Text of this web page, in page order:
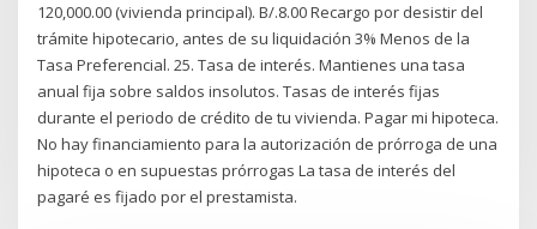
120,000.00 (vivienda principal). B/.8.00 ​Recargo por desistir del
trámite hipotecario, antes de su liquidación 3% Menos de la
Tasa Preferencial. 25. Tasa de interés. Mantienes una tasa
anual fija sobre saldos insolutos. Tasas de interés fijas
durante el periodo de crédito de tu vivienda. Pagar mi hipoteca.
No hay financiamiento para la autorización de prórroga de una
hipoteca o en supuestas prórrogas La tasa de interés del
pagaré es fijado por el prestamista.